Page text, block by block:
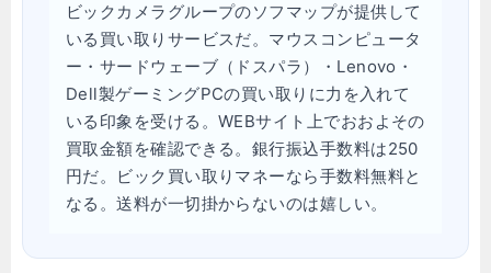
ビックカメラグループのソフマップが提供して
いる買い取りサービスだ。マウスコンピュータ
ー・サードウェーブ（ドスパラ）・Lenovo・
Dell製ゲーミングPCの買い取りに力を入れて
いる印象を受ける。WEBサイト上でおおよその
買取金額を確認できる。銀行振込手数料は250
円だ。ビック買い取りマネーなら手数料無料と
なる。送料が一切掛からないのは嬉しい。